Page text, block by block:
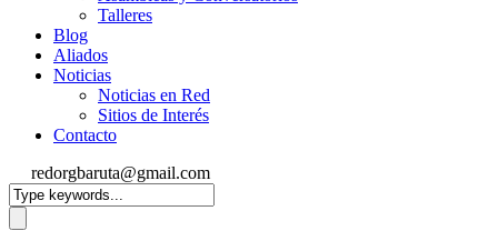
Talleres
Blog
Aliados
Noticias
Noticias en Red
Sitios de Interés
Contacto
redorgbaruta@gmail.com